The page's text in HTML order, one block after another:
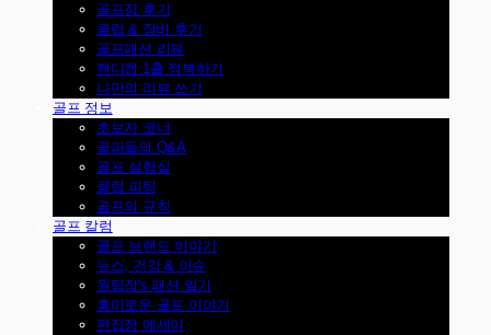
골프장 후기
클럽 & 장비 후기
골프패션 리뷰
핸디캡 1홀 정복하기
나만의 리뷰 쓰기
골프 정보
초보자 코너
골퍼들의 Q&A
골프 실험실
클럽 피팅
골프의 규칙
골프 칼럼
골프 브랜드 이야기
뉴스, 건강 & 이슈
원팀장's 패션 일기
흥미로운 골프 이야기
편집장 에세이